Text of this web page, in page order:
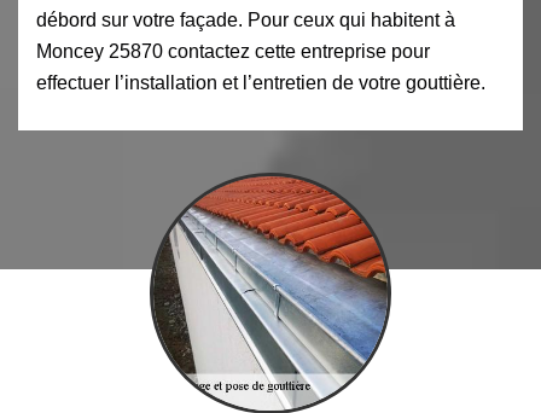
débord sur votre façade. Pour ceux qui habitent à
Moncey 25870 contactez cette entreprise pour
effectuer l’installation et l’entretien de votre gouttière.